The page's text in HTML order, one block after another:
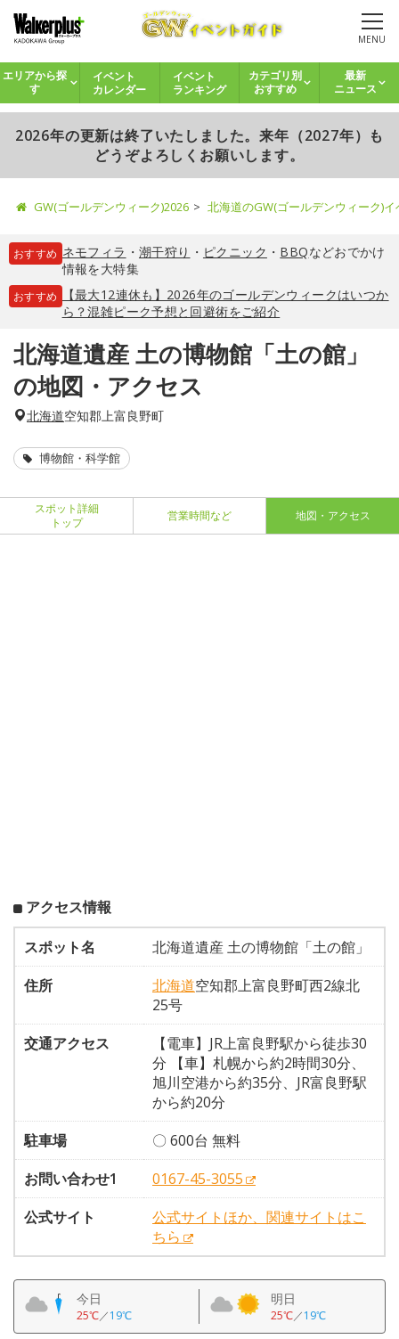
MENU
エリアから探
す
イベント
カレンダー
イベント
ランキング
カテゴリ別
おすすめ
最新
ニュース
2026年の更新は終了いたしました。来年（2027年）も
どうぞよろしくお願いします。
GW(ゴールデンウィーク)2026 北海道のGW(ゴールデンウィーク)
おすすめ ネモフィラ ・ 潮干狩り ・ ピクニック ・ BBQなどおでかけ
情報を大特集
おすすめ
【最大12連休も】2026年のゴールデンウィークはいつか
ら？混雑ピーク予想と回避術をご紹介
北海道遺産 土の博物館「土の館」
の地図・アクセス
北海道空知郡上富良野町
博物館・科学館
スポット詳細
トップ
営業時間など 地図・アクセス
アクセス情報
スポット名
北海道遺産 土の博物館「土の館」
住所
北海道空知郡上富良野町西2線北
25号
交通アクセス
【電車】JR上富良野駅から徒歩30
分 【車】札幌から約2時間30分、
旭川空港から約35分、JR富良野駅
から約20分
駐車場
〇 600台 無料
お問い合わせ1
0167-45-3055
公式サイト
公式サイトほか、関連サイトはこ
ちら
今日
25℃／19℃
明日
25℃／19℃